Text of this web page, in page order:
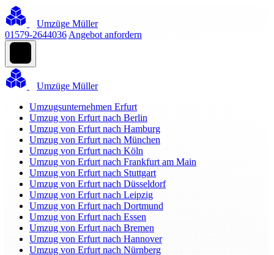
Umzüge Müller
01579-2644036 Angebot anfordern
Umzüge Müller
Umzugsunternehmen Erfurt
Umzug von Erfurt nach Berlin
Umzug von Erfurt nach Hamburg
Umzug von Erfurt nach München
Umzug von Erfurt nach Köln
Umzug von Erfurt nach Frankfurt am Main
Umzug von Erfurt nach Stuttgart
Umzug von Erfurt nach Düsseldorf
Umzug von Erfurt nach Leipzig
Umzug von Erfurt nach Dortmund
Umzug von Erfurt nach Essen
Umzug von Erfurt nach Bremen
Umzug von Erfurt nach Hannover
Umzug von Erfurt nach Nürnberg